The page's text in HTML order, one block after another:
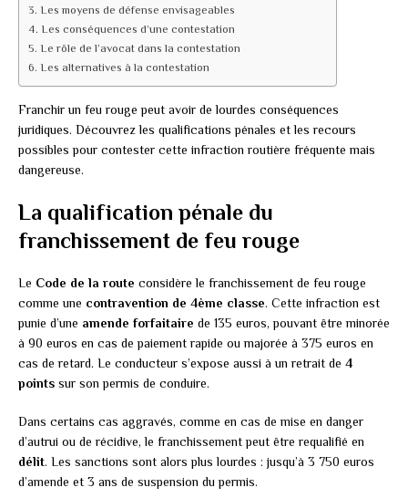
Les moyens de défense envisageables
Les conséquences d’une contestation
Le rôle de l’avocat dans la contestation
Les alternatives à la contestation
Franchir un feu rouge peut avoir de lourdes conséquences
juridiques. Découvrez les qualifications pénales et les recours
possibles pour contester cette infraction routière fréquente mais
dangereuse.
La qualification pénale du
franchissement de feu rouge
Le Code de la route considère le franchissement de feu rouge
comme une contravention de 4ème classe. Cette infraction est
punie d’une amende forfaitaire de 135 euros, pouvant être minorée
à 90 euros en cas de paiement rapide ou majorée à 375 euros en
cas de retard. Le conducteur s’expose aussi à un retrait de 4
points sur son permis de conduire.
Dans certains cas aggravés, comme en cas de mise en danger
d’autrui ou de récidive, le franchissement peut être requalifié en
délit. Les sanctions sont alors plus lourdes : jusqu’à 3 750 euros
d’amende et 3 ans de suspension du permis.